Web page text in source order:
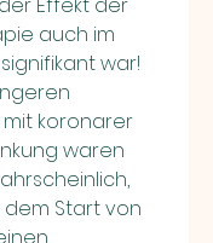
Effekt der
auch im
war!
mit koronarer
waren
Start von